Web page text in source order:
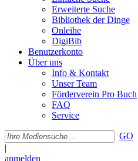
Erweiterte Suche
Bibliothek der Dinge
Onleihe
DigiBib
Benutzerkonto
Über uns
Info & Kontakt
Unser Team
Förderverein Pro Buch
FAQ
Service
GO
|
anmelden